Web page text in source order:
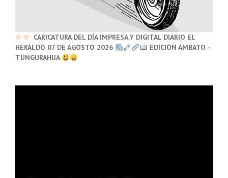
CARICATURA DEL DÍA IMPRESA Y DIGITAL DIARIO EL
HERALDO 07 DE AGOSTO 2026
EDICIÓN AMBATO -
TUNGURAHUA